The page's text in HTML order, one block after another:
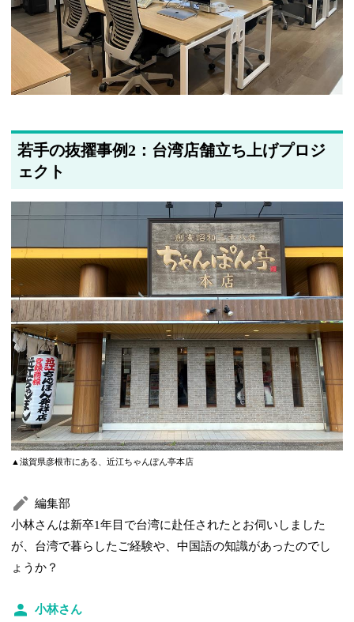
若手の抜擢事例2：台湾店舗立ち上げプロジ
ェクト
▲滋賀県彦根市にある、近江ちゃんぽん亭本店
編集部
小林さんは新卒1年目で台湾に赴任されたとお伺いしました
が、台湾で暮らしたご経験や、中国語の知識があったのでし
ょうか？
小林さん